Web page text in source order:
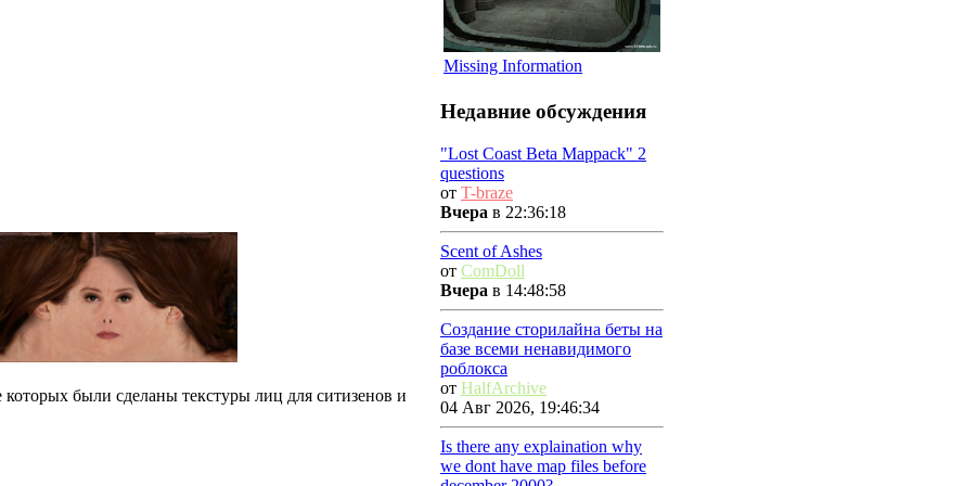
были сделаны текстуры лиц для ситизенов и
Missing Information
Недавние обсуждения
"Lost Coast Beta Mappack" 2
questions
от T-braze
Вчера в 22:36:18
Scent of Ashes
от ComDoll
Вчера в 14:48:58
Создание сторилайна беты на
базе всеми ненавидимого
роблокса
от HalfArchive
04 Авг 2026, 19:46:34
Is there any explaination why
we dont have map files before